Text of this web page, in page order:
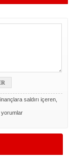
saldırı içeren,
yorumlar